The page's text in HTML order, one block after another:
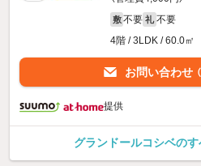
敷 不要 礼 不要
4階 / 3LDK / 60.0㎡
お問い合わせ
提供
グランドールコシベの